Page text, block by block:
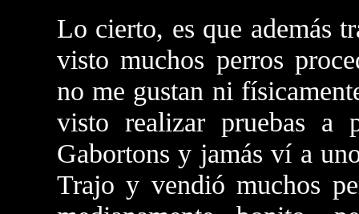
Lo cierto, es que además
visto muchos perros
no me gustan ni
visto realizar pruebas a
Gabortons y jamás ví a
Trajo y vendió muchos